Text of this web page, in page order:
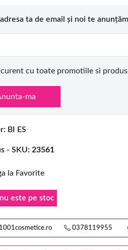
ta de email și noi te
curent cu toate promotiile si
ma
BI ES
- SKU 23561
la Favorite
este pe stoc
0378119955